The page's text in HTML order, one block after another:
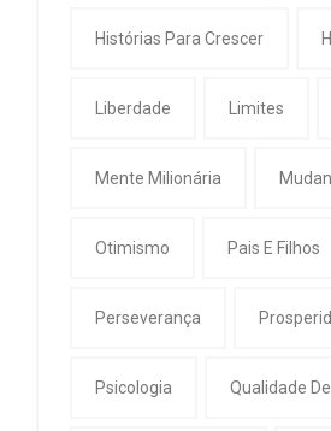
Histórias Para Crescer
Liberdade Limites
Mente Milionária
Otimismo Pais E Filhos
Perseverança
Psicologia Qualidade